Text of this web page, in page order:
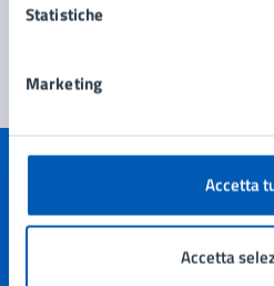
Statistiche
Marketing
Accetta
Accetta
Quanto sono chiare le
pagina?